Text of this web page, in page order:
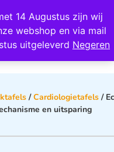
14 Augustus zijn wij
webshop en via mail
uitgeleverd Negeren
op Google
/Cardiologietafels /
en uitsparing